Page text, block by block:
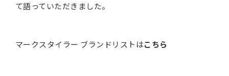
て語っていただきました。
マークスタイラー ブランドリストはこちら